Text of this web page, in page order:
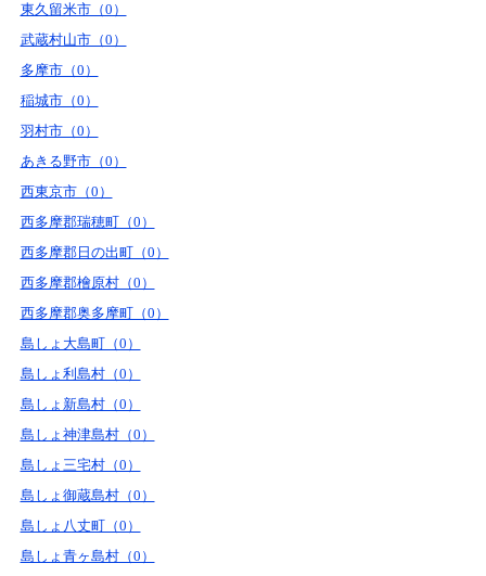
東久留米市（0）
武蔵村山市（0）
多摩市（0）
稲城市（0）
羽村市（0）
あきる野市（0）
西東京市（0）
西多摩郡瑞穂町（0）
西多摩郡日の出町（0）
西多摩郡檜原村（0）
西多摩郡奥多摩町（0）
島しょ大島町（0）
島しょ利島村（0）
島しょ新島村（0）
島しょ神津島村（0）
島しょ三宅村（0）
島しょ御蔵島村（0）
島しょ八丈町（0）
島しょ青ヶ島村（0）